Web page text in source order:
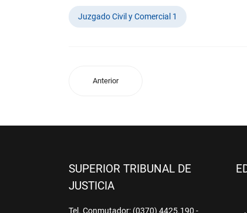
Juzgado Civil y Comercial 1
Anterior
SUPERIOR TRIBUNAL DE
JUSTICIA
Tel. Conmutador: (0370) 4425.190 -